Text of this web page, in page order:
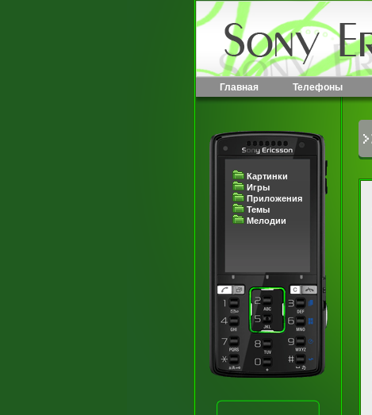
Главная Телефоны
Картинки
Игры
Приложения
Темы
Мелодии